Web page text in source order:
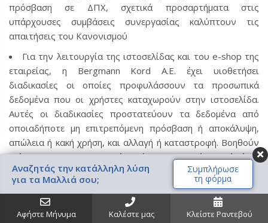
πρόσβαση σε ΔΠΧ, σχετικά προσαρτήματα στις
υπάρχουσες συμβάσεις συνεργασίας καλύπτουν τις
απαιτήσεις του Κανονισμού
Για την λειτουργία της ιστοσελίδας και του e-shop της
εταιρείας, η Bergmann Kord Α.Ε. έχει υιοθετήσει
διαδικασίες οι οποίες προφυλάσσουν τα προσωπικά
δεδομένα που οι χρήστες καταχωρούν στην ιστοσελίδα.
Αυτές οι διαδικασίες προστατεύουν τα δεδομένα από
οποιαδήποτε μη επιτρεπόμενη πρόσβαση ή αποκάλυψη,
απώλεια ή κακή χρήση, και αλλαγή ή καταστροφή. Βοηθούν
επίσης στο να πιστοποιείται ότι τα στοιχεία αυτά είναι
ακριβή και χρησιμοποιούνται σωστά.
Η σύνδεσή σας σε αυτό είναι ασφαλής διότι χρησιμοποιεί
τεχνολογία TLS (Transport Layer Protocol). Η τεχνολογία
TLS στηρίζεται σε ένα κωδικό κλειδί για κρυπτογράφηση
Αναζητάς την κατάλληλη λύση
για τα Μαλλιά σου;
Συμπλήρωσε
τη φόρμα
Κλείστε Ραντεβού
Αφήστε Μήνυμα Καλέστε μας